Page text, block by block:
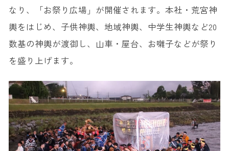
なり、「お祭り広場」が開催されます。本社・荒宮神
輿をはじめ、子供神輿、地域神輿、中学生神輿など20
数基の神輿が渡御し、山車・屋台、お囃子などが祭り
を盛り上げます。